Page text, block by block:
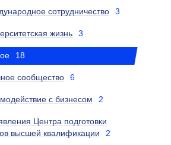
сотрудничество 3
жизнь 3
18
сообщество 6
с бизнесом 2
Центра подготовки
высшей квалификации
2